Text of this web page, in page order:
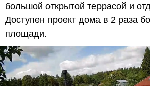
большой открытой террасой и
Доступен проект дома в 2 раза
площади.